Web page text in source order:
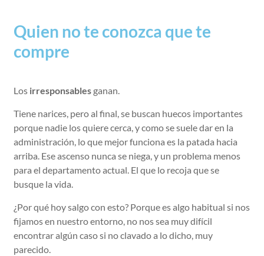
Quien no te conozca que te
compre
Los irresponsables ganan.
Tiene narices, pero al final, se buscan huecos importantes
porque nadie los quiere cerca, y como se suele dar en la
administración, lo que mejor funciona es la patada hacia
arriba. Ese ascenso nunca se niega, y un problema menos
para el departamento actual. El que lo recoja que se
busque la vida.
¿Por qué hoy salgo con esto? Porque es algo habitual si nos
fijamos en nuestro entorno, no nos sea muy difícil
encontrar algún caso si no clavado a lo dicho, muy
parecido.